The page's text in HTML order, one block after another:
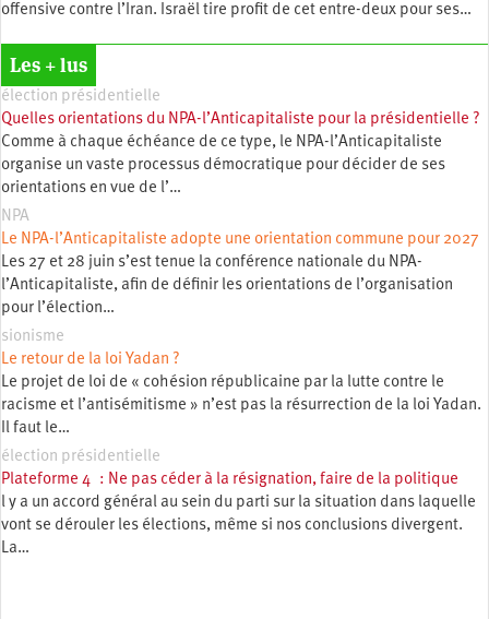
offensive contre l’Iran. Israël tire profit de cet entre-deux pour ses…
Les + lus
élection présidentielle
Quelles orientations du NPA-l’Anticapitaliste pour la présidentielle ?
Comme à chaque échéance de ce type, le NPA-l’Anticapitaliste
organise un vaste processus démocratique pour décider de ses
orientations en vue de l’…
NPA
Le NPA-l’Anticapitaliste adopte une orientation commune pour 2027
Les 27 et 28 juin s’est tenue la conférence nationale du NPA-
l’Anticapitaliste, afin de définir les orientations de l’organisation
pour l’élection…
sionisme
Le retour de la loi Yadan ?
Le projet de loi de « cohésion républicaine par la lutte contre le
racisme et l’antisémitisme » n’est pas la résurrection de la loi Yadan.
Il faut le…
élection présidentielle
Plateforme 4 : Ne pas céder à la résignation, faire de la politique
l y a un accord général au sein du parti sur la situation dans laquelle
vont se dérouler les élections, même si nos conclusions divergent.
La…